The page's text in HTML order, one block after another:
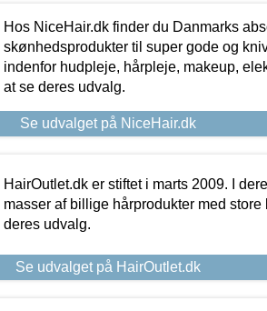
Hos NiceHair.dk finder du Danmarks
skønhedsprodukter til super gode og
indenfor hudpleje, hårpleje, makeup,
at se deres udvalg.
Se udvalget på NiceHair.dk
HairOutlet.dk er stiftet i marts 2009. I
masser af billige hårprodukter med
deres udvalg.
Se udvalget på HairOutlet.dk